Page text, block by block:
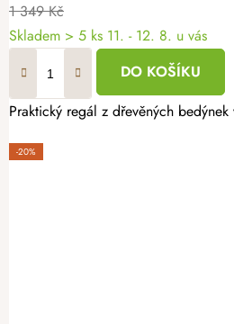
1 349 Kč
Skladem > 5 ks 11. - 12. 8. u vás
DO KOŠÍKU
Praktický regál z dřevěných
-20%